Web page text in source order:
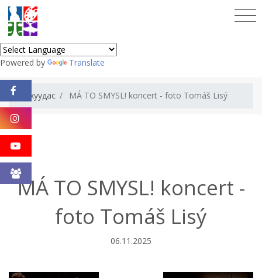
Powered by Translate
Нүүр хуудас MÁ TO SMYSL! koncert - foto Tomáš Lisý
MÁ TO SMYSL! koncert -
foto Tomáš Lisý
06.11.2025